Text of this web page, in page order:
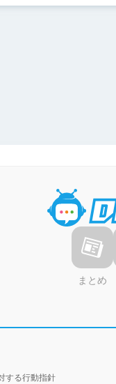
まとめ
する行動指針